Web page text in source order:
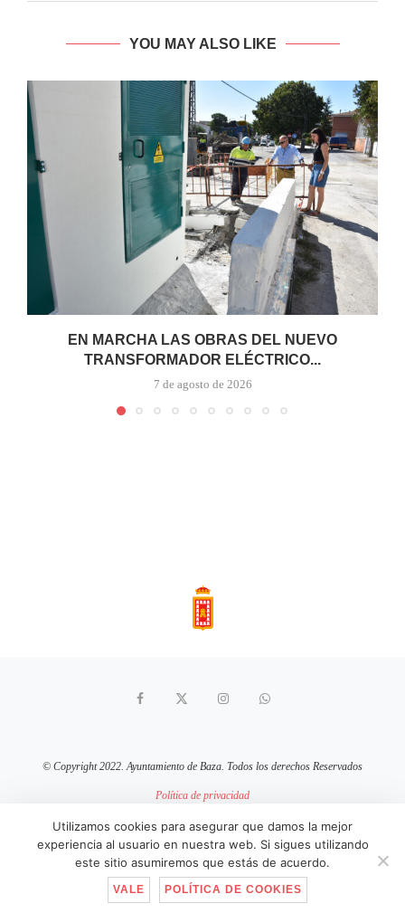
YOU MAY ALSO LIKE
EN MARCHA LAS OBRAS DEL NUEVO
TRANSFORMADOR ELÉCTRICO...
7 de agosto de 2026
© Copyright 2022. Ayuntamiento de Baza. Todos los derechos Reservados
Política de privacidad
Política de cookies
sitio web mantenido por pixelcero.com
IR ARRIBA
Utilizamos cookies para asegurar que damos la mejor
experiencia al usuario en nuestra web. Si sigues utilizando
este sitio asumiremos que estás de acuerdo.
VALE POLÍTICA DE COOKIES